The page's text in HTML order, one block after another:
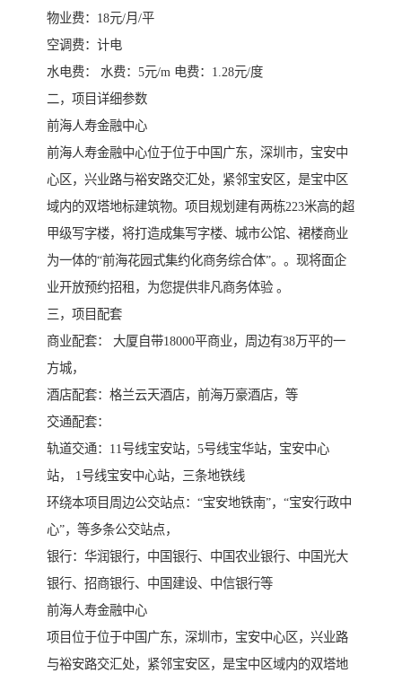
物业费：18元/月/平
空调费：计电
水电费： 水费：5元/m 电费：1.28元/度
二，项目详细参数
前海人寿金融中心
前海人寿金融中心位于位于中国广东，深圳市，宝安中
心区，兴业路与裕安路交汇处，紧邻宝安区，是宝中区
域内的双塔地标建筑物。项目规划建有两栋223米高的超
甲级写字楼，将打造成集写字楼、城市公馆、裙楼商业
为一体的“前海花园式集约化商务综合体”。。现将面企
业开放预约招租，为您提供非凡商务体验 。
三，项目配套
商业配套： 大厦自带18000平商业，周边有38万平的一
方城，
酒店配套：格兰云天酒店，前海万豪酒店，等
交通配套：
轨道交通：11号线宝安站，5号线宝华站，宝安中心
站， 1号线宝安中心站，三条地铁线
环绕本项目周边公交站点：“宝安地铁南”，“宝安行政中
心”，等多条公交站点，
银行：华润银行，中国银行、中国农业银行、中国光大
银行、招商银行、中国建设、中信银行等
前海人寿金融中心
项目位于位于中国广东，深圳市，宝安中心区，兴业路
与裕安路交汇处，紧邻宝安区，是宝中区域内的双塔地